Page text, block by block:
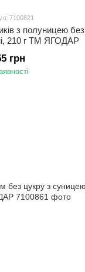
7100821
з полуницею без
210 г ТМ ЯГОДАР
грн